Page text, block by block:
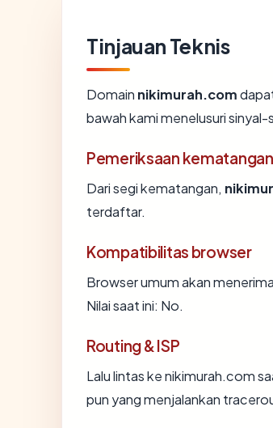
Tinjauan Teknis
Domain nikimurah.com
bawah kami menelusuri
Pemeriksaan kematangan
Dari segi kematangan,
terdaftar.
Kompatibilitas browser
Browser umum akan
Nilai saat ini: No.
Routing & ISP
Lalu lintas ke nikimurah.com
pun yang menjalankan